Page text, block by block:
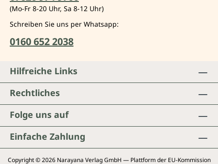
(Mo-Fr 8-20 Uhr, Sa 8-12 Uhr)
Schreiben Sie uns per Whatsapp:
0160 652 2038
Folge uns auf
Einfache Zahlung
Hilfreiche Links
Rechtliches
Copyright © 2026 Narayana Verlag GmbH — Plattform der EU-Kommission